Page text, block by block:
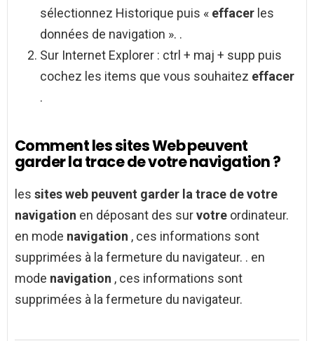
sélectionnez Historique puis « effacer les
données de navigation ». .
Sur Internet Explorer : ctrl + maj + supp puis
cochez les items que vous souhaitez effacer
.
Comment les sites Web peuvent
garder la trace de votre navigation ?
les sites web peuvent garder la trace de votre
navigation en déposant des survotre ordinateur.
en mode navigation , ces informations sont
supprimées à la fermeture du navigateur. . en
mode navigation , ces informations sont
supprimées à la fermeture du navigateur.